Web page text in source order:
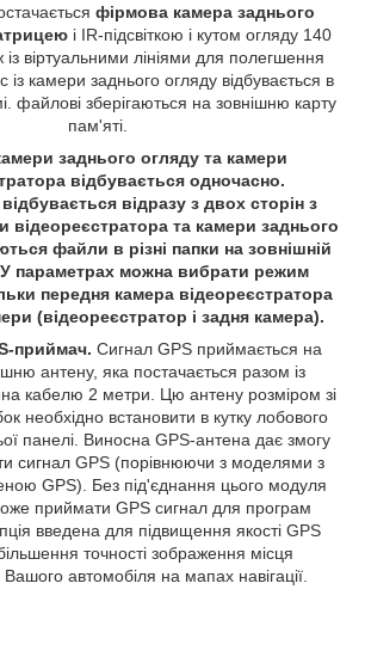
фірмова камера заднього
і IR-підсвіткою і кутом огляду 140
із віртуальними лініями для полегшення
із камери заднього огляду відбувається в
файлові зберігаються на зовнішню карту
пам'яті.
заднього огляду та камери
відбувається одночасно.
відразу з двох сторін з
відеореєстратора та камери заднього
файли в різні папки на зовнішній
У параметрах можна вибрати режим
передня камера відеореєстратора
(відеореєстратор і задня камера).
приймач. Сигнал GPS приймається на
антену, яка постачається разом із
кабелю 2 метри. Цю антену розміром зі
необхідно встановити в кутку лобового
панелі. Виносна GPS-антена дає змогу
сигнал GPS (порівнюючи з моделями з
GPS). Без під'єднання цього модуля
приймати GPS сигнал для програм
введена для підвищення якості GPS
точності зображення місця
автомобіля на мапах навігації.